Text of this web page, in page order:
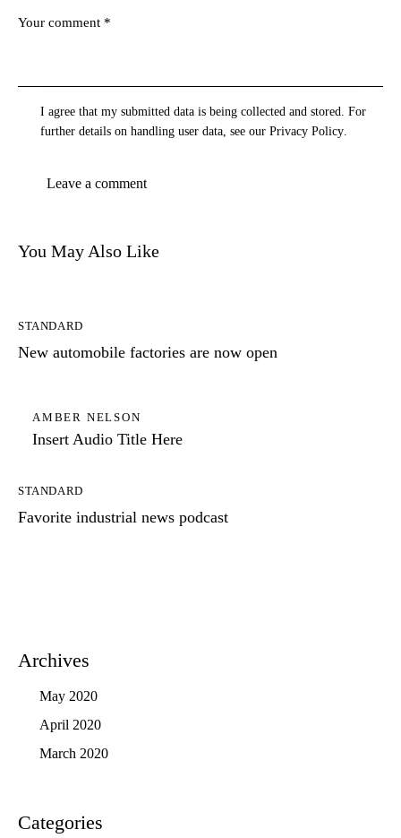
I agree that my submitted data is being collected and stored. For
further details on handling user data, see ourPrivacy Policy.
You May Also Like
STANDARD
New automobile factories are now open
AMBER NELSON
Insert Audio Title Here
STANDARD
Favorite industrial news podcast
Archives
May 2020
April 2020
March 2020
Categories